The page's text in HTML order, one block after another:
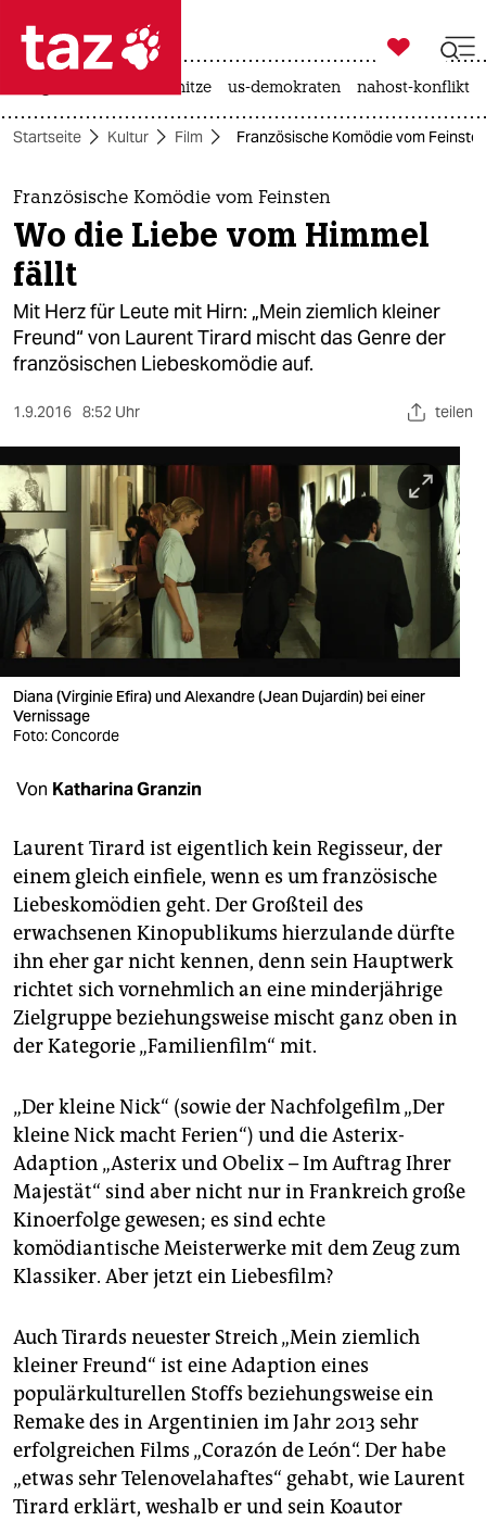
 taz zahl ich
taz zahl ich
themen
politik
öko
gesellschaft
sport
berlin
nord
wahrheit
verlag
verlag
veranstaltungen
unterstützen
abo
genossenschaft
epaper login

taz zahl ich
hitze us-demokraten nahost-konflikt
Startseite Kultur Film Französische Komödie vom
Französische Komödie vom Feinsten
Wo die Liebe vom Himmel
fällt
Mit Herz für Leute mit Hirn: „Mein ziemlich kleiner
Freund“ von Laurent Tirard mischt das Genre der
französischen Liebeskomödie auf.
1.9.2016 8:52 Uhr teilen
Diana (Virginie Efira) und Alexandre (Jean Dujardin) bei einer
Vernissage
Foto: Concorde
Von Katharina Granzin
Laurent Tirard ist eigentlich kein Regisseur, der
einem gleich einfiele, wenn es um französische
Liebeskomödien geht. Der Großteil des
erwachsenen Kinopublikums hierzulande dürfte
ihn eher gar nicht kennen, denn sein Hauptwerk
richtet sich vornehmlich an eine minderjährige
Zielgruppe beziehungsweise mischt ganz oben in
der Kategorie „Familienfilm“ mit.
„Der kleine Nick“ (sowie der Nachfolgefilm „Der
kleine Nick macht Ferien“) und die Asterix-
Adaption „Asterix und Obelix – Im Auftrag Ihrer
Majestät“ sind aber nicht nur in Frankreich große
Kinoerfolge gewesen; es sind echte
komödiantische Meisterwerke mit dem Zeug zum
Klassiker. Aber jetzt ein Liebesfilm?
Auch Tirards neuester Streich „Mein ziemlich
kleiner Freund“ ist eine Adaption eines
populärkulturellen Stoffs beziehungsweise ein
Remake des in Argentinien im Jahr 2013 sehr
erfolgreichen Films „Corazón de León“. Der habe
„etwas sehr Telenovelahaftes“ gehabt, wie Laurent
Tirard erklärt, weshalb er und sein Koautor